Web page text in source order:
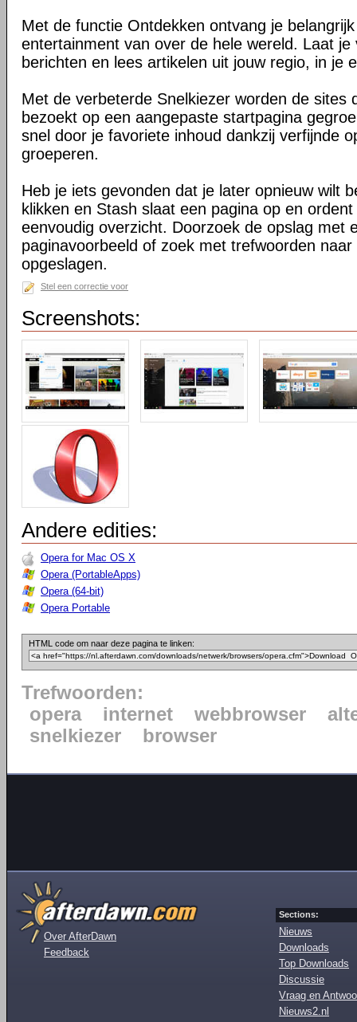
Met de functie Ontdekken ontvang je
entertainment van over de hele wereld. Laat je
berichten en lees artikelen uit jouw regio, in je
Met de verbeterde Snelkiezer worden de sites
bezoekt op een aangepaste startpagina
snel door je favoriete inhoud dankzij verfijnde
groeperen.
Heb je iets gevonden dat je later opnieuw wilt
klikken en Stash slaat een pagina op en ordent
eenvoudig overzicht. Doorzoek de opslag met
paginavoorbeeld of zoek met trefwoorden
opgeslagen.
Stel een correctie voor
Screenshots:
Andere edities:
Opera for Mac OS X
Opera (PortableApps)
Opera (64-bit)
Opera Portable
HTML code om naar deze pagina te linken:
Trefwoorden:
opera
internet webbrowser
snelkiezer
browser
Over AfterDawn
Feedback
Sections:
Nieuws
Downloads
Top Downloads
Discussie
Vraag en
Nieuws2.nl